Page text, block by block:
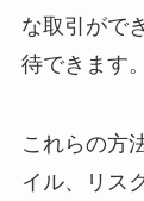
な取引がで
待できます。
これらの方
イル、リス